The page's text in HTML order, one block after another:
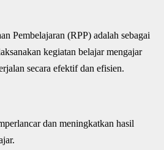
Pembelajaran (RPP) adalah sebagai
kegiatan belajar mengajar
secara efektif dan efisien.
dan meningkatkan hasil